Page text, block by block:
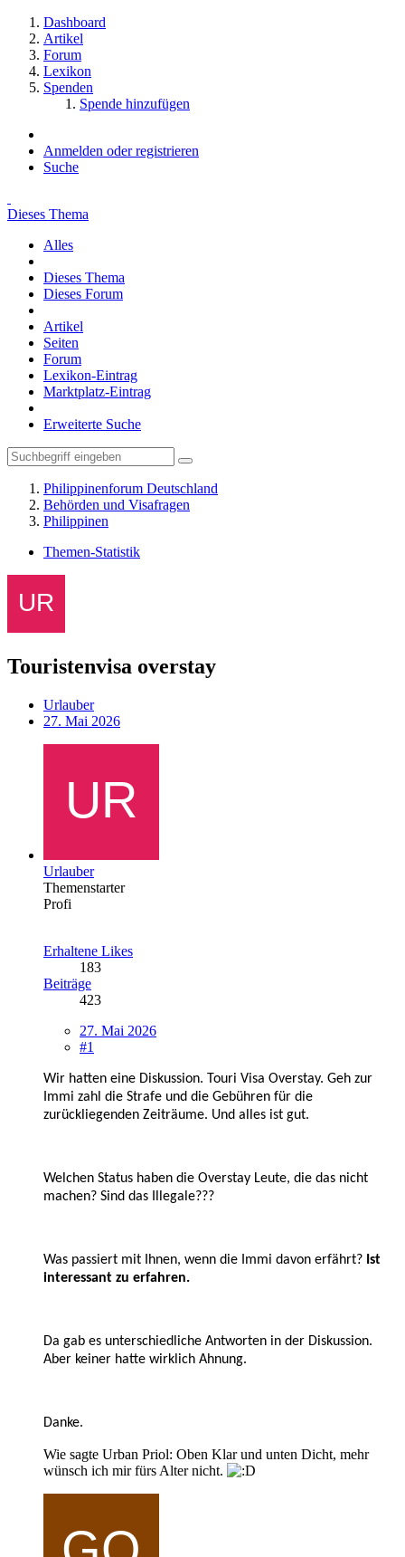
Dashboard
Artikel
Forum
Lexikon
Spenden
Spende hinzufügen
Anmelden oder registrieren
Suche
Dieses Thema
Alles
Dieses Thema
Dieses Forum
Artikel
Seiten
Forum
Lexikon-Eintrag
Marktplatz-Eintrag
Erweiterte Suche
Philippinenforum Deutschland
Behörden und Visafragen
Philippinen
Themen-Statistik
Touristenvisa overstay
Urlauber
27. Mai 2026
Urlauber
Themenstarter
Profi
Erhaltene Likes
183
Beiträge
423
27. Mai 2026
#1
Wir hatten eine Diskussion. Touri Visa Overstay. Geh zur
Immi zahl die Strafe und die Gebühren für die
zurückliegenden Zeiträume. Und alles ist gut.
Welchen Status haben die Overstay Leute, die das nicht
machen? Sind das Illegale???
Was passiert mit Ihnen, wenn die Immi davon erfährt? Ist
interessant zu erfahren.
Da gab es unterschiedliche Antworten in der Diskussion.
Aber keiner hatte wirklich Ahnung.
Danke.
Wie sagte Urban Priol: Oben Klar und unten Dicht, mehr
wünsch ich mir fürs Alter nicht.